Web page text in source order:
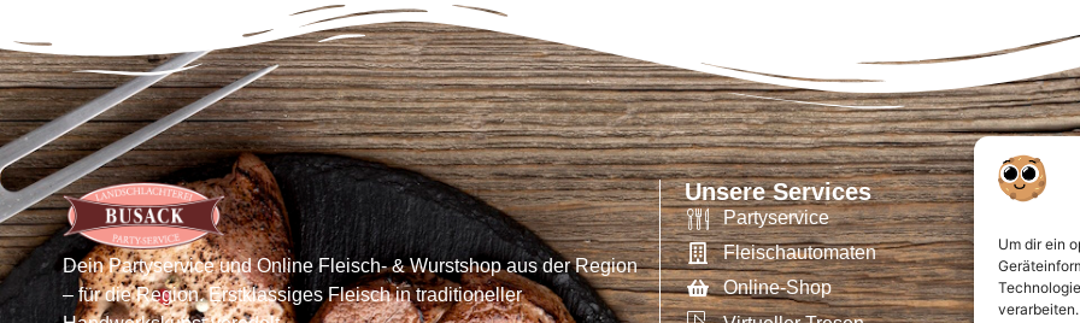
Um dir ein
Dein Partyservice und Online Fleisch- & Wurstshop aus der Region
– für die Region. Erstklassiges Fleisch in traditioneller
Unsere Services
Partyservice
Fleischautomaten
Online-Shop